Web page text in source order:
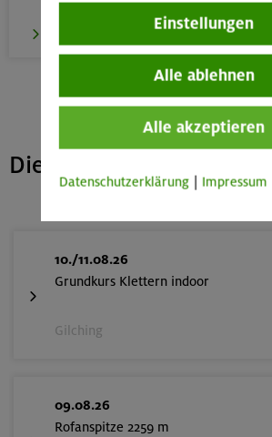
Die nächsten freien Plätze
10./11.08.26
Grundkurs Klettern indoor
Gilching
09.08.26
Rofanspitze 2259 m
Einstellungen
Alle ablehnen
Alle akzeptieren
Datenschutzerklärung Impressum